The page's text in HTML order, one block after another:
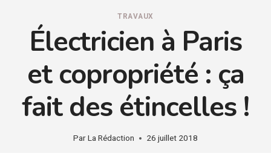
TRAVAUX
Électricien à Paris
et copropriété : ça
fait des étincelles !
ParLa Rédaction 26 juillet 2018